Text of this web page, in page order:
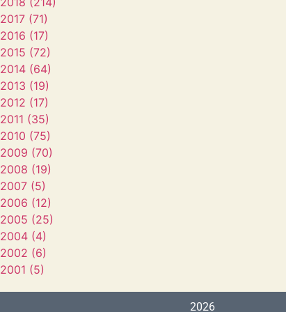
2017 (71)
2016 (17)
2015 (72)
2014 (64)
2013 (19)
2012 (17)
2011 (35)
2010 (75)
2009 (70)
2008 (19)
2007 (5)
2006 (12)
2005 (25)
2004 (4)
2002 (6)
2001 (5)
2026